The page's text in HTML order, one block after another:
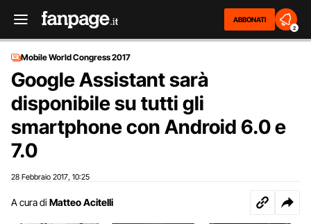
ABBONATI
2
Mobile World Congress 2017
Google Assistant sarà
disponibile su tutti gli
smartphone con Android 6.0 e
7.0
28 Febbraio 2017 10:25
A cura di Matteo Acitelli